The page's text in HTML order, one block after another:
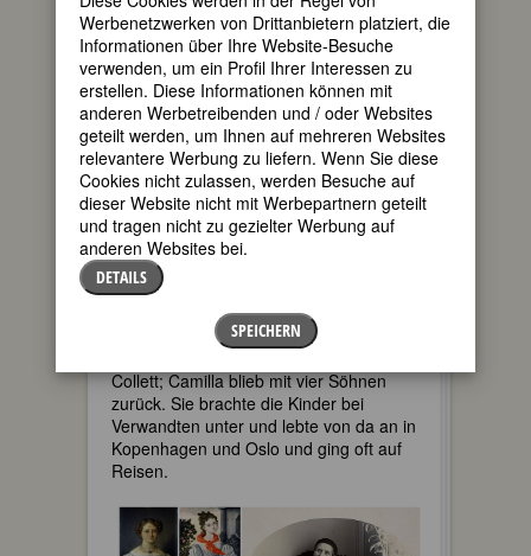
norwegische Roman überhaupt, und er
hatte großen Einfluss auf Schriftsteller
wie Ibsen, Lie und Kjelland.
Camilla Collett verliebte sich als junge
Frau in den größten literarischen
Gegner ihres Bruders, den Dichter
Welhaven. Ihre Liebe wurde nicht
erwidert, und so heiratete sie Jonas
Collett, einen aufgeklärten, feinsinnigen
Mann, der sie sehr in ihren
schriftstellerischen Bestrebungen
unterstützte. Die Liebe zu Welhaven, an
die sie ihr Leben lang glaubte, hat sie
jedoch entscheidend geprägt.
Collett; Camilla blieb mit vier Söhnen
zurück. Sie brachte die Kinder bei
Verwandten unter und lebte von da an in
Kopenhagen und Oslo und ging oft auf
Reisen.
Werbenetzwerken von Drittanbietern platziert, die
Informationen über Ihre Website-Besuche
verwenden, um ein Profil Ihrer Interessen zu
erstellen. Diese Informationen können mit
anderen Werbetreibenden und / oder Websites
geteilt werden, um Ihnen auf mehreren Websites
relevantere Werbung zu liefern. Wenn Sie diese
Cookies nicht zulassen, werden Besuche auf
dieser Website nicht mit Werbepartnern geteilt
und tragen nicht zu gezielter Werbung auf
anderen Websites bei.
DETAILS
SPEICHERN